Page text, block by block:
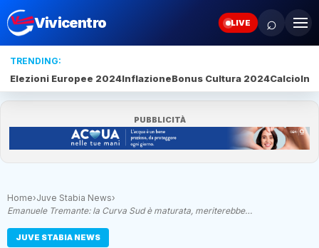
Vivicentro LIVE ⌕
TRENDING:
Elezioni Europee 2024InflazioneBonus Cultura 2024Calcio
PUBBLICITÀ
Home›Juve Stabia News›
Emanuele Tremante: la Curva Sud è maturata, meriterebbe…
JUVE STABIA NEWS